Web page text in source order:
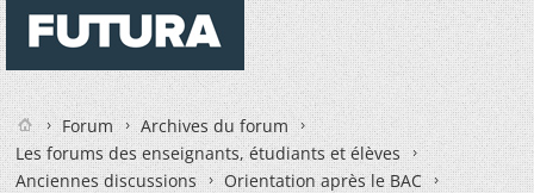
Forum
Archives du forum
Les forums des enseignants, étudiants et élèves
Anciennes discussions
Orientation après le BAC